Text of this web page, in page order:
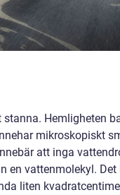
Hemligheten
mikroskopiskt
att inga
en vattenmolekyl.
liten